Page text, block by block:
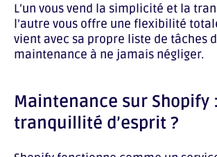
L’un vous vend la simplicité et la
l’autre vous offre une flexibilité
vient avec sa propre liste de tâches
maintenance à ne jamais négliger.
Maintenance sur Shopify
tranquillité d’esprit ?